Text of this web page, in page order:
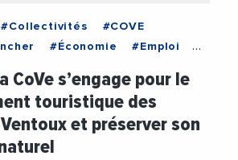
#Collectivités
#COVE
#Économie
#Emploi
Ventoux
#Nature
climatique
Alpes Côte d'Azur
Écologique
CoVe s’engage pour le
touristique des
et préserver son